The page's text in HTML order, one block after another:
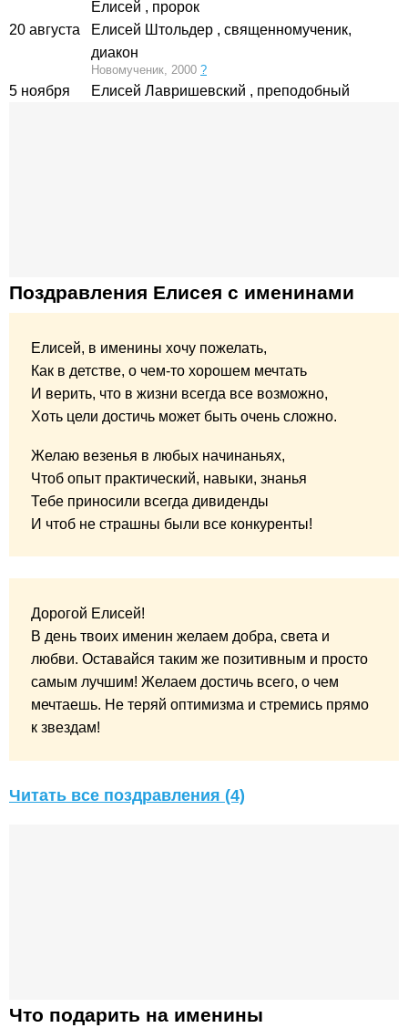
Елисей , пророк
20 августа
Елисей Штольдер , священномученик,
диакон
Новомученик, 2000 ?
5 ноября Елисей Лавришевский , преподобный
Поздравления Елисея с именинами
Елисей, в именины хочу пожелать,
Как в детстве, о чем-то хорошем мечтать
И верить, что в жизни всегда все возможно,
Хоть цели достичь может быть очень сложно.
Желаю везенья в любых начинаньях,
Чтоб опыт практический, навыки, знанья
Тебе приносили всегда дивиденды
И чтоб не страшны были все конкуренты!
Дорогой Елисей!
В день твоих именин желаем добра, света и
любви. Оставайся таким же позитивным и просто
самым лучшим! Желаем достичь всего, о чем
мечтаешь. Не теряй оптимизма и стремись прямо
к звездам!
Читать все поздравления (4)
Что подарить на именины